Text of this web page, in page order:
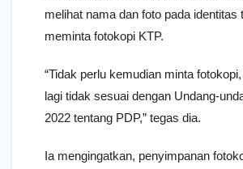
melihat nama dan foto pada identitas
meminta fotokopi KTP.
“Tidak perlu kemudian minta
lagi tidak sesuai dengan Undang-
2022 tentang PDP,” tegas dia.
Ia mengingatkan, penyimpanan